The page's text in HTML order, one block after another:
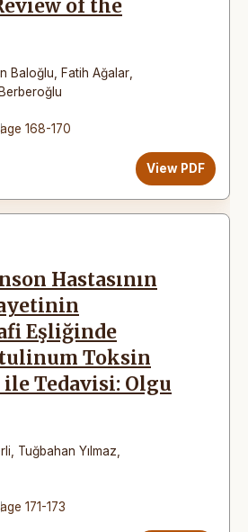
of the
Baloğlu Fatih Ağalar
168-170
View PDF
Hastasının
Eşliğinde
Toksin
Tedavisi: Olgu
Tuğbahan Yılmaz
171-173